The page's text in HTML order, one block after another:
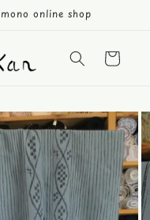
online shop
Warenkorb